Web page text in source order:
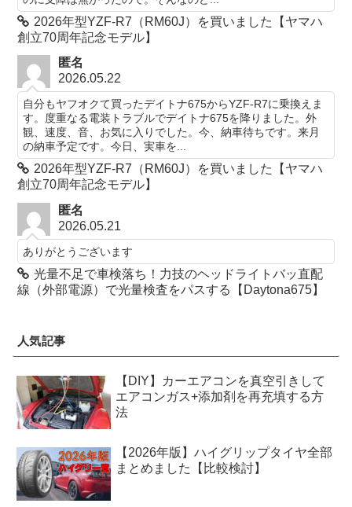
2026年型YZF-R7（RM60J）を買いました【ヤマハ
創立70周年記念モデル】
匿名
2026.05.22
自分もヤフオクて買ったデイトナ675からYZF-R7に乗換えま
す。度重なる電装トラブルでデイトナ675を降りました。外
観、速度、音、お気に入りでした。今、納車待ちです。来月
の納車予定です。今日、実車を...
2026年型YZF-R7（RM60J）を買いました【ヤマハ
創立70周年記念モデル】
匿名
2026.05.21
ありがとうございます
光量不足で車検落ち！力技のヘッドライトバッ直配
線（外部電源）で光量検査をパスする【Daytona675】
人気記事
【DIY】カーエアコンを真空引きして
エアコンガス+添加剤を再充填する方
法
【2026年版】ハイグリップタイヤ全部
まとめました【比較検討】